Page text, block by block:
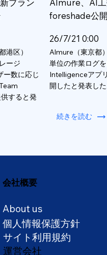
プラン
港区）
ージ
ー数に応じ
すると発
Almure、AI工
foreshade公開
26/7/21 0:00
Almure（東京都
単位の作業ログ
Intelligenceアプ
開したと発表した
続きを読む
会社概要
About us
個人情報保護方針
サイト利用規約
運営会社